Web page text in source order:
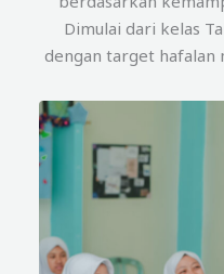
Dimulai dari kelas
dengan target hafalan